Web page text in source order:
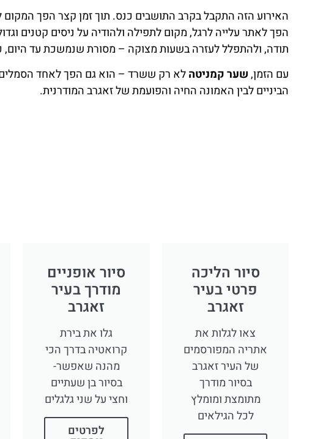
האירוע הזה התקבל בקרב התושבים כנס. תוך זמן קצר הפך
הפך לאתר עלייה לרגל, מקום לתפילה ולהודיה על ניסים קטנים
תודה, ולהתפלל לעזרה בשעות מצוקה – מסורת שנמשכת עד
עם הזמן,שער קמניטהלא רק ששרד – הוא גם הפך לאחד הסמלים
הביניים לבין האמונה החיה והפועמת של זאגרב המודרנית.
סיור הליכה
פרטי בעיר
זאגרב
צאו לגלות את
אתריה המפורסמים
של העיר זאגרב
בסיור מודרך
מתומצת ומומלץ
לכל הגילאים
סיור אופניים
מודרך בעיר
זאגרב
גלו את בירת
קרואטיה בדרך הכי
מהנה שאפשר-
בסיור בן שעתיים
וחצי על שני גלגלים
לפרטים